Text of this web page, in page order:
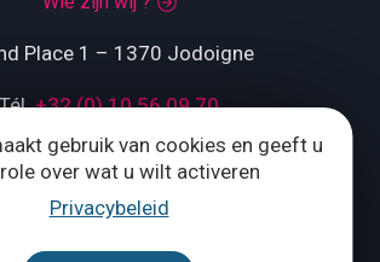
gebruik van cookies en geeft u
over wat u wilt activeren
Privacybeleid
Place 1 – 1370 Jodoigne
Tél.+32 (0) 10 56 09 70
ONS CONTACTEREN